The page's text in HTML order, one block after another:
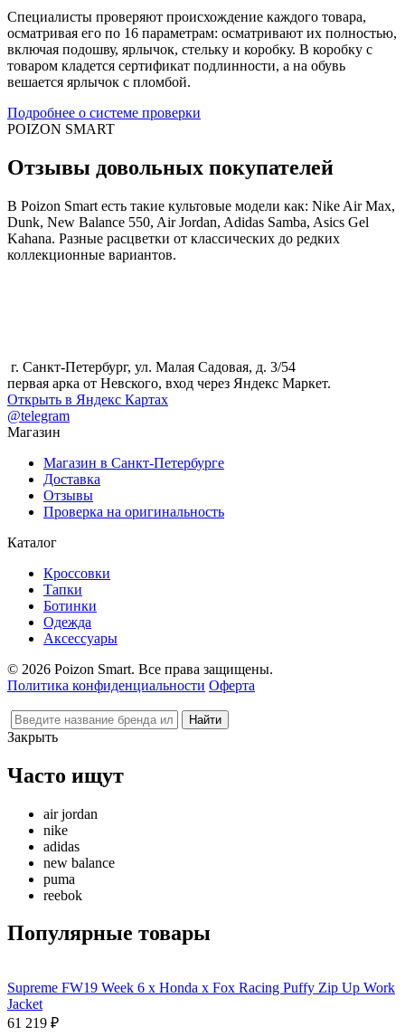
Специалисты проверяют происхождение каждого товара,
осматривая его по 16 параметрам: осматривают их полностью,
включая подошву, ярлычок, стельку и коробку. В коробку с
товаром кладется сертификат подлинности, а на обувь
вешается ярлычок с пломбой.
Подробнее о системе проверки
POIZON SMART
Отзывы довольных покупателей
В Poizon Smart есть такие культовые модели как: Nike Air Max,
Dunk, New Balance 550, Air Jordan, Adidas Samba, Asics Gel
Kahana. Разные расцветки от классических до редких
коллекционные вариантов.
г. Санкт-Петербург, ул. Малая Садовая, д. 3/54
первая арка от Невского, вход через Яндекс Маркет.
Открыть в Яндекс Картах
@telegram
Магазин
Магазин в Санкт-Петербурге
Доставка
Отзывы
Проверка на оригинальность
Каталог
Кроссовки
Тапки
Ботинки
Одежда
Аксессуары
© 2026 Poizon Smart. Все права защищены.
Политика конфиденциальности Оферта
Закрыть
Часто ищут
air jordan
nike
adidas
new balance
puma
reebok
Популярные товары
Supreme FW19 Week 6 x Honda x Fox Racing Puffy Zip Up Work
Jacket
61 219 ₽